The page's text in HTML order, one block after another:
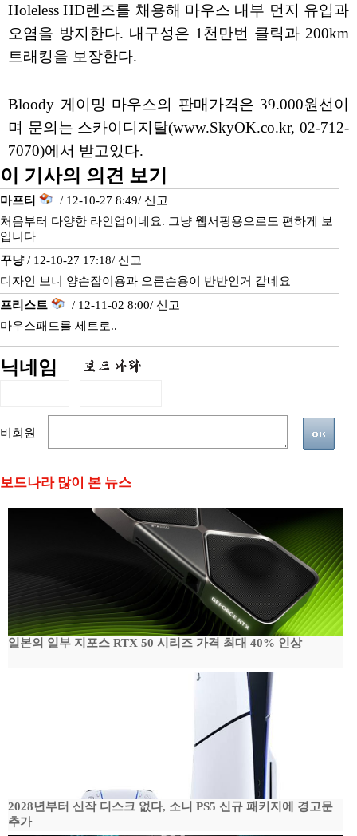
Holeless HD렌즈를 채용해 마우스 내부 먼지 유입과
오염을 방지한다. 내구성은 1천만번 클릭과 200km
트래킹을 보장한다.
Bloody 게이밍 마우스의 판매가격은 39.000원선이
며 문의는 스카이디지탈(www.SkyOK.co.kr, 02-712-
7070)에서 받고있다.
이 기사의 의견 보기
마프티 / 12-10-27 8:49/ 신고
처음부터 다양한 라인업이네요. 그냥 웹서핑용으로도 편하게 보
입니다
꾸냥/ 12-10-27 17:18/ 신고
디자인 보니 양손잡이용과 오른손용이 반반인거 같네요
프리스트
/ 12-11-02 8:00/ 신고
마우스패드를 세트로..
닉네임
비회원
보드나라 많이 본 뉴스
일본의 일부 지포스 RTX 50 시리즈 가격 최대 40% 인상
2028년부터 신작 디스크 없다, 소니 PS5 신규 패키지에 경고문
추가